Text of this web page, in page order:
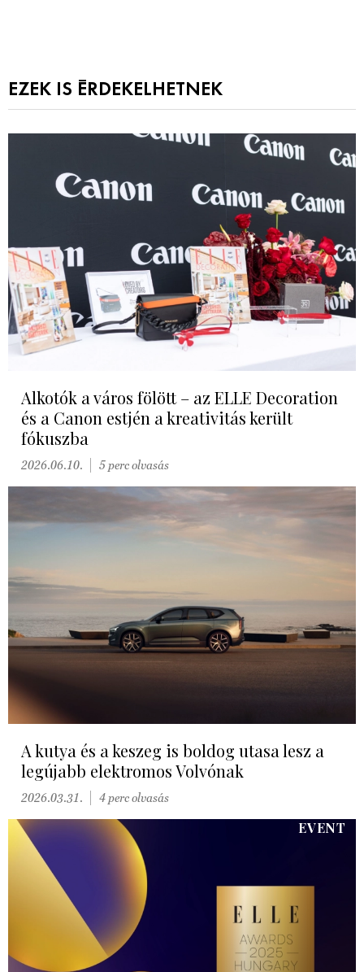
EZEK IS ÉRDEKELHETNEK
Alkotók a város fölött – az ELLE Decoration
és a Canon estjén a kreativitás került
fókuszba
2026.06.10. 5 perc olvasás
A kutya és a keszeg is boldog utasa lesz a
legújabb elektromos Volvónak
2026.03.31. 4 perc olvasás
EVENT